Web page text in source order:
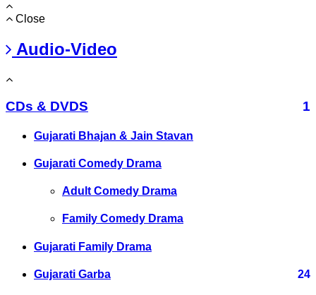
Close
Audio-Video
CDs & DVDS 1
Gujarati Bhajan & Jain Stavan
Gujarati Comedy Drama
Adult Comedy Drama
Family Comedy Drama
Gujarati Family Drama
Gujarati Garba 24